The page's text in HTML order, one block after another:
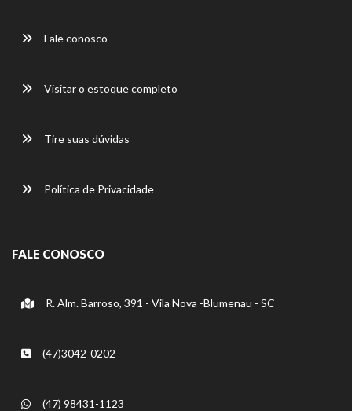
Fale conosco
Visitar o estoque completo
Tire suas dúvidas
Política de Privacidade
FALE CONOSCO
R. Alm. Barroso, 391 - Vila Nova -Blumenau - SC
(47)3042-0202
(47) 98431-1123